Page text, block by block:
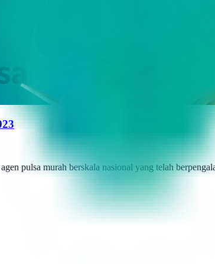
pulsa murah berskala nasional yang telah